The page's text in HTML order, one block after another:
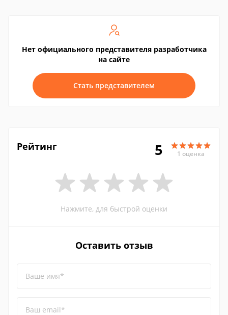
Нет официального представителя разработчика
на сайте
Стать представителем
Рейтинг 5 1 оценка
Нажмите, для быстрой оценки
Оставить отзыв
Ваше имя*
Ваш email*